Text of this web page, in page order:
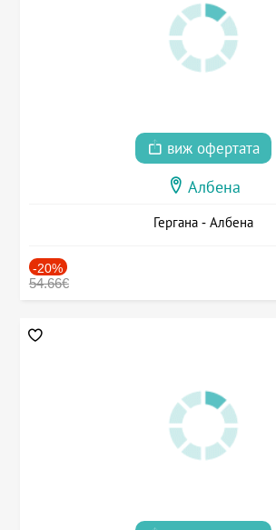
виж офертата
Албена
Гергана - Албена
-20%
54.66€